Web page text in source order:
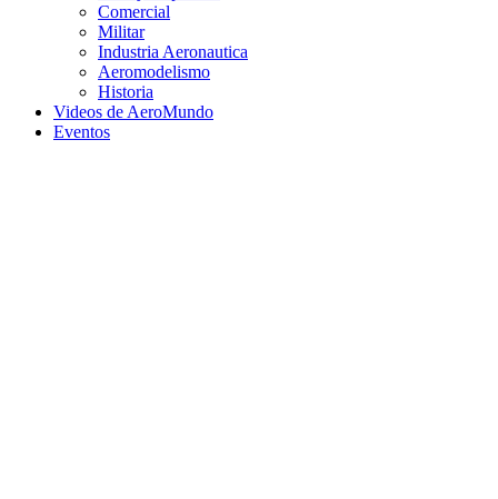
Comercial
Militar
Industria Aeronautica
Aeromodelismo
Historia
Videos de AeroMundo
Eventos